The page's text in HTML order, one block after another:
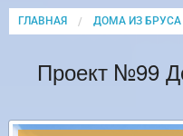
ГЛАВНАЯ ДОМА ИЗ БРУСА
Проект №99